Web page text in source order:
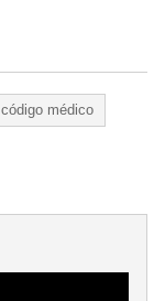
código médico